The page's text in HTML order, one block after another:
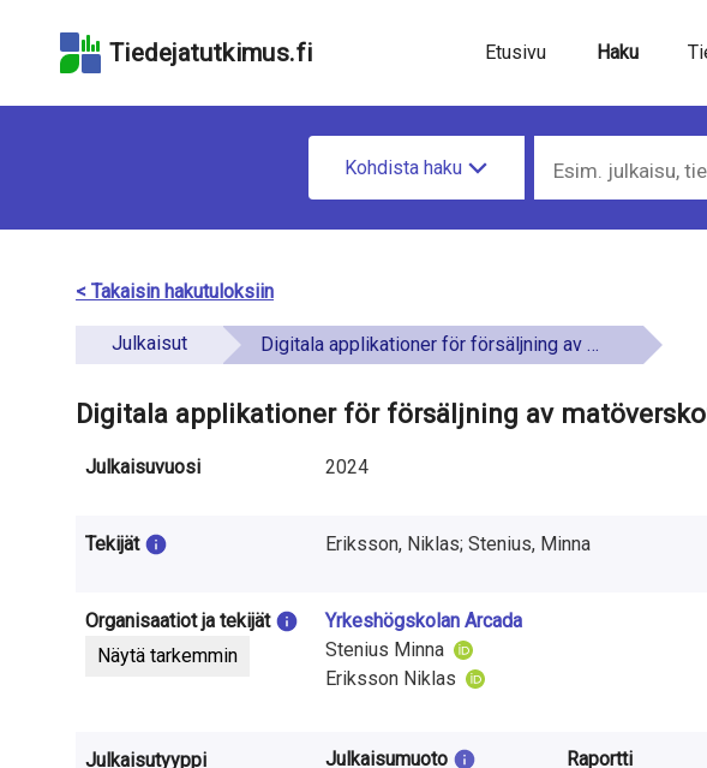
hakukenttään
sivun
saavutettavuusselosteeseen
Tiedejatutkimus.fi Etusivu Haku
d
e
Kohdista haku
< Takaisin hakutuloksiin
Julkaisut Digitala applikationer för försäljning av matöverskott
Digitala applikationer för försäljning av
Julkaisuvuosi 2024
Tekijät Eriksson, Niklas; Stenius, Minna
Organisaatiot ja tekijät
Näytä tarkemmin
Yrkeshögskolan Arcada
Stenius Minna
Eriksson Niklas
Julkaisutyyppi
Julkaisumuoto
Raportti